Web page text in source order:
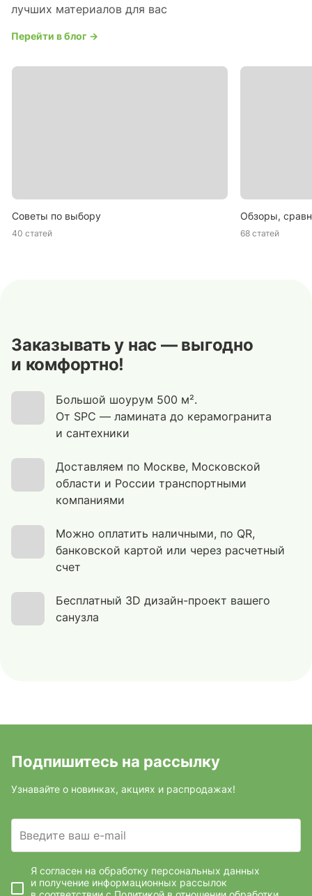
лучших материалов для вас
Перейти в блог →
Советы по выбору
40 статей
Обзоры,
68 статей
Заказывать у нас — выгодно
и комфортно!
Большой шоурум 500 м².
От SPC — ламината до керамогранита
и сантехники
Доставляем по Москве, Московской
области и России транспортными
компаниями
Можно оплатить наличными, по QR,
банковской картой или через расчетный
счет
Бесплатный 3D дизайн-проект вашего
санузла
Подпишитесь на рассылку
Узнавайте о новинках, акциях и распродажах!
Введите ваш e-mail
Я согласен на обработку персональных данных
и получение информационных рассылок